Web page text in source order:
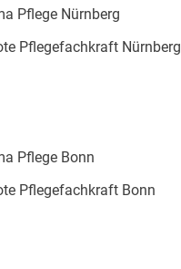
Pflege Nürnberg
Pflegefachkraft Nürnberg
Pflege Bonn
Pflegefachkraft Bonn